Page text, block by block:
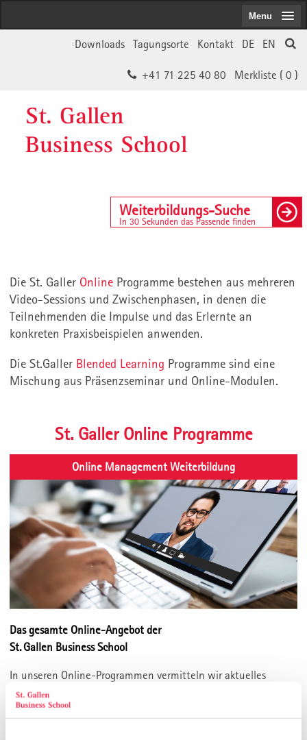
EN
DE
Kontakt
Tagungsorte
Downloads
Merkliste ( 0 )
+41 71 225 40 80
St. Gallen
Business School
Weiterbildungs-Suche
In 30 Sekunden das Passende finden
Menu
Die St. Galler Online Programme bestehen aus mehreren
Video-Sessions und Zwischenphasen, in denen die
Teilnehmenden die Impulse und das Erlernte an
konkreten Praxisbeispielen anwenden.
Die St.Galler Blended Learning Programme sind eine
Mischung aus Präsenzseminar und Online-Modulen.
St. Galler Online Programme
Online Management Weiterbildung
Das gesamte Online-Angebot der
St. Gallen Business School
In unseren Online-Programmen vermitteln wir aktuelles
Managementwissen und neue Kompetenzen in rein virtuellem
Fernlernen: